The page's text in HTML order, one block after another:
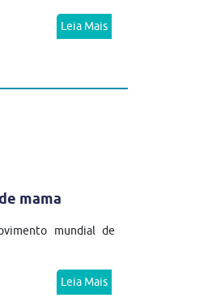
Leia Mais
mama
mundial de
Leia Mais